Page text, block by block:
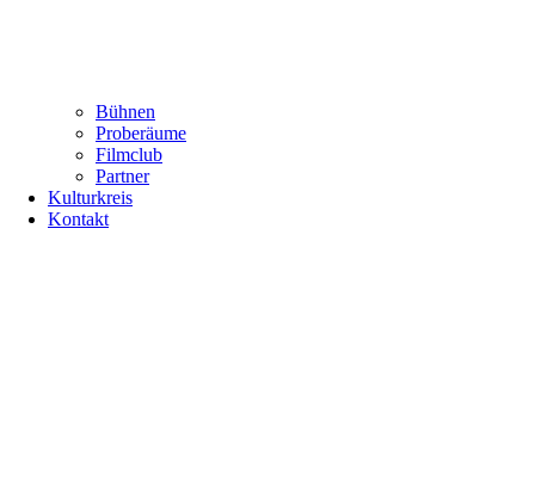
Bühnen
Proberäume
Filmclub
Partner
Kulturkreis
Kontakt